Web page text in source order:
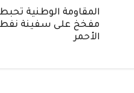
المقاومة الوطنية
مفخخ على سفينة
الأحمر